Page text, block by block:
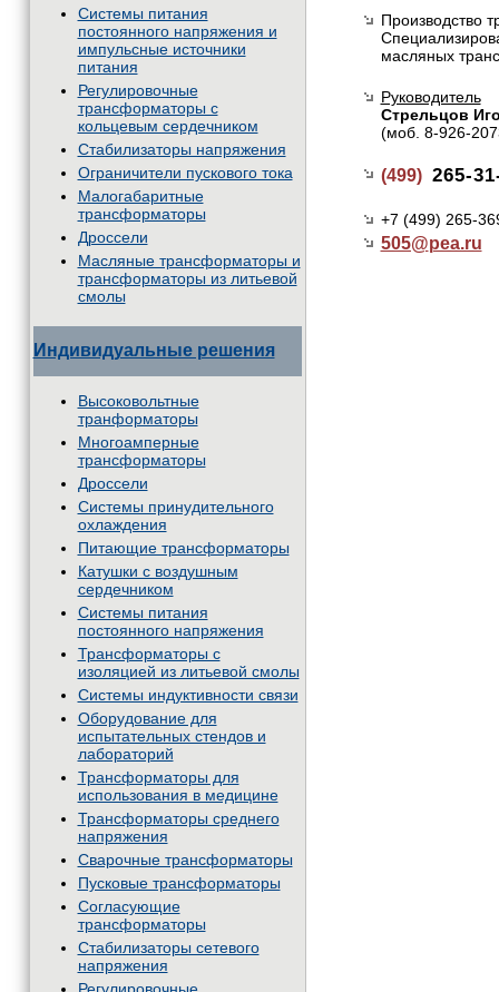
Системы питания
постоянного напряжения и
импульсные источники
питания
Регулировочные
трансформаторы с
кольцевым сердечником
Стабилизаторы напряжения
Ограничители пускового тока
Малогабаритные
трансформаторы
Дроссели
Масляные трансформаторы и
трансформаторы из литьевой
смолы
Индивидуальные решения
Высоковольтные
транформаторы
Многоамперные
трансформаторы
Дроссели
Системы принудительного
охлаждения
Питающие трансформаторы
Катушки с воздушным
сердечником
Системы питания
постоянного напряжения
Трансформаторы с
изоляцией из литьевой смолы
Системы индуктивности связи
Оборудование для
испытательных стендов и
лабораторий
Трансформаторы для
использования в медицине
Трансформаторы среднего
напряжения
Сварочные трансформаторы
Пусковые трансформаторы
Согласующие
трансформаторы
Стабилизаторы сетевого
напряжения
Производство
масляных
Руководитель
Стрельцов
(моб. 8-926-
(499) 265-
+7 (499) 265-
505@pea.ru